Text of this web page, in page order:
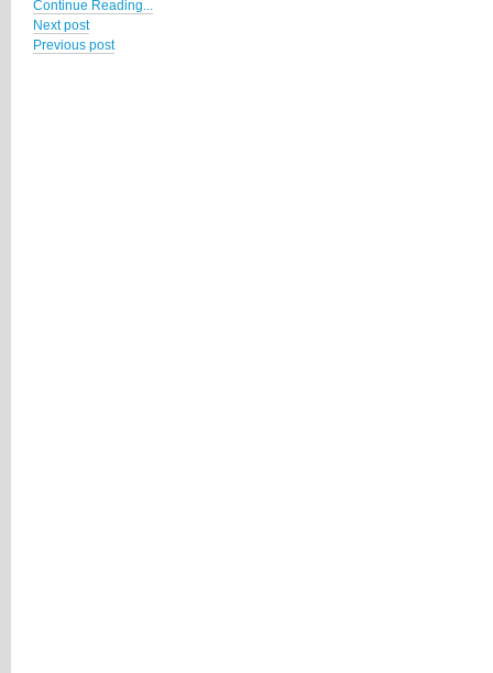
Continue Reading...
Next post
Previous post